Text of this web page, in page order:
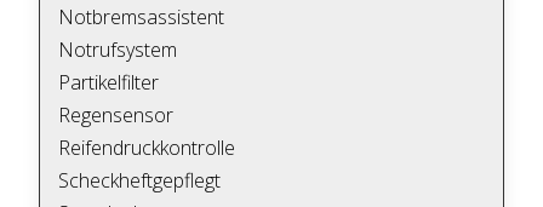
Notbremsassistent
Notrufsystem
Partikelfilter
Regensensor
Reifendruckkontrolle
Scheckheftgepflegt